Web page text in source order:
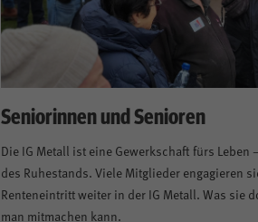
Seniorinnen und Senioren
Die IG Metall ist eine Gewerkschaft fürs Leben
des Ruhestands. Viele Mitglieder engagieren
Renteneintritt weiter in der IG Metall. Was sie
man mitmachen kann.